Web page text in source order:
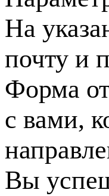
На
почту и
Форма
с вами,
Вы